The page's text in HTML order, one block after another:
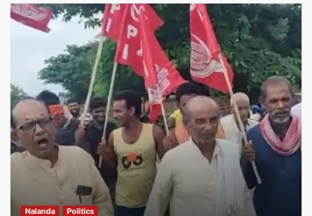
Nalanda Politics